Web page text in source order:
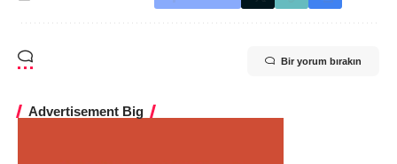
Bir yorum bırakın
Advertisement Big